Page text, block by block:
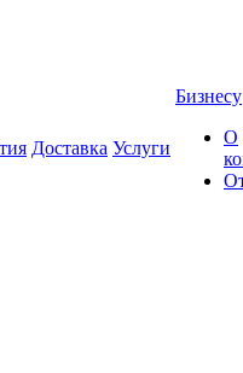
Доставка Услуги
Бизнесу
О